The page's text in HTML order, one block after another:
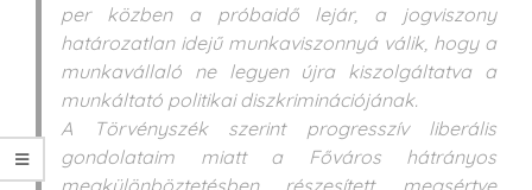
per közben a próbaidő lejár, a jogviszony
határozatlan idejű munkaviszonnyá válik, hogy a
munkavállaló ne legyen újra kiszolgáltatva a
munkáltató politikai diszkriminációjának.
A Törvényszék szerint progresszív liberális
gondolataim miatt a Főváros hátrányos
megkülönböztetésben részesített, megsértve